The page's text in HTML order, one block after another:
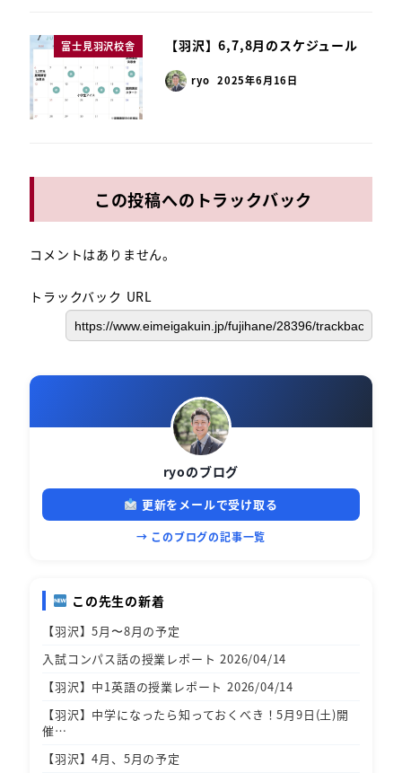
富士見羽沢校舎 【羽沢】6,7,8月のスケジュール
ryo 2025年6月16日
この投稿へのトラックバック
コメントはありません。
トラックバック URL
ryoのブログ
更新をメールで受け取る
→ このブログの記事一覧
この先生の新着
【羽沢】5月〜8月の予定
入試コンパス話の授業レポート 2026/04/14
【羽沢】中1英語の授業レポート 2026/04/14
【羽沢】中学になったら知っておくべき！5月9日(土)開
催…
【羽沢】4月、5月の予定